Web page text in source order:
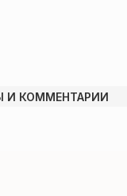
И КОММЕНТАРИИ